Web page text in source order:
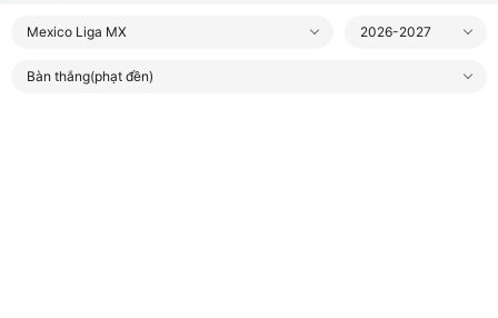
Mexico Liga MX 2026-2027
Bàn thắng(phạt đền)